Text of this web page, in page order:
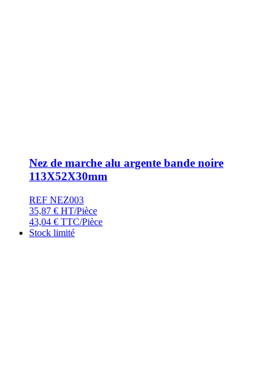
Nez de marche alu argente bande noire
113X52X30mm
REF NEZ003
35,87 € HT/Pièce
43,04 € TTC/Pièce
Stock limité